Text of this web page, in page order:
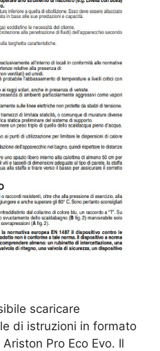
scaricare
di istruzioni in formato
Pro Eco Evo. Il